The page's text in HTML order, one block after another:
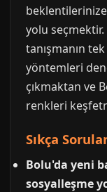
yolu
tanışmanın
yöntemleri
çıkmaktan ve
renkleri
Sıkça
Bolu'da yeni
sosyalleşme